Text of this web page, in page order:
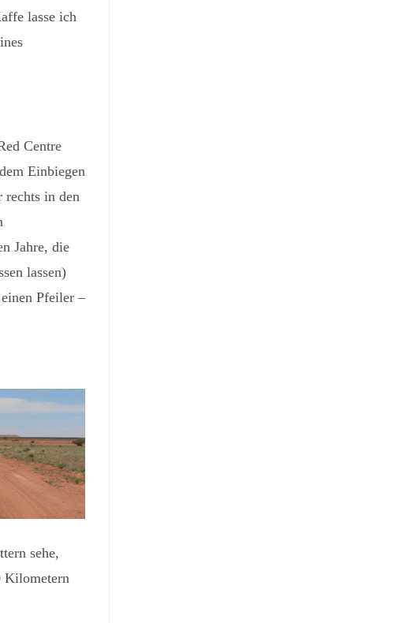
lasse ich
Centre
Einbiegen
in den
Jahre, die
lassen)
Pfeiler –
sehe,
Kilometern